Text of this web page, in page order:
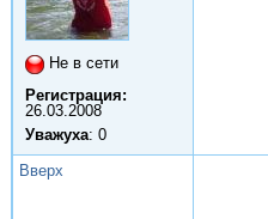
Не в сети
Регистрация:
26.03.2008
Уважуха: 0
Вверх